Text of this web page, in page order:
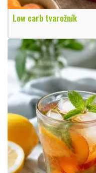
Low carb tvarožník